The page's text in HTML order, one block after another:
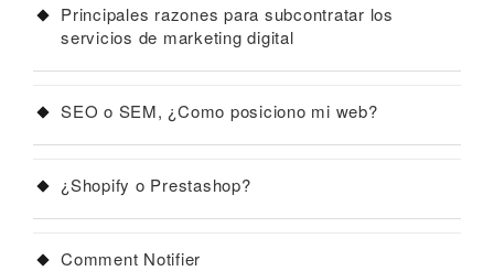
Principales razones para subcontratar los
servicios de marketing digital
SEO o SEM, ¿Como posiciono mi web?
¿Shopify o Prestashop?
Comment Notifier